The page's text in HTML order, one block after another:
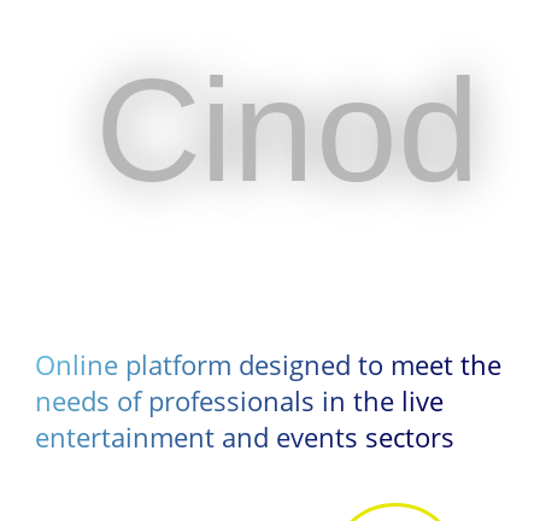
Cinod
Online platform designed to meet the
needs of professionals in the live
entertainment and events sectors
Cinod
Online platform designed to meet the
needs of professionals in the live
entertainment and events sectors